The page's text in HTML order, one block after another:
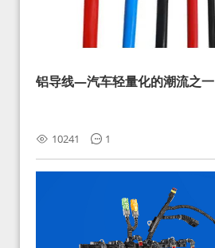
铝导线—汽车轻量化的潮流之一
10241 1